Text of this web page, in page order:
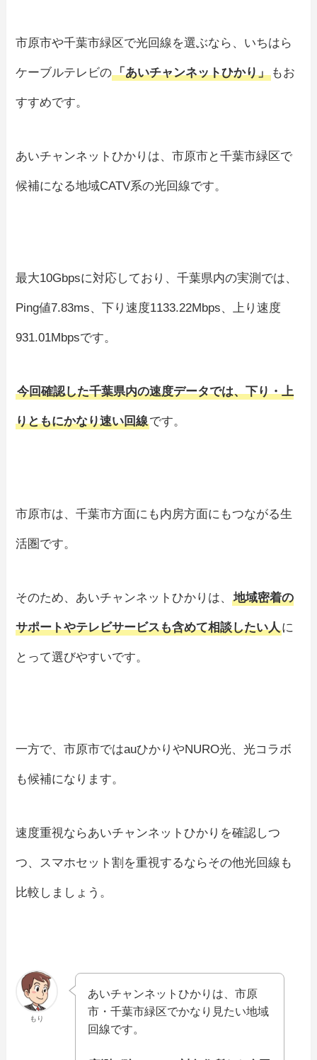
市原市や千葉市緑区で光回線を選ぶなら、いちはら
ケーブルテレビの「あいチャンネットひかり」 もお
すすめです。
あいチャンネットひかりは、市原市と千葉市緑区で
候補になる地域CATV系の光回線です。
最大10Gbpsに対応しており、千葉県内の実測では、
Ping値7.83ms、下り速度1133.22Mbps、上り速度
931.01Mbpsです。
今回確認した千葉県内の速度データでは、下り・上
りともにかなり速い回線です。
市原市は、千葉市方面にも内房方面にもつながる生
活圏です。
そのため、あいチャンネットひかりは、地域密着の
サポートやテレビサービスも含めて相談したい人に
とって選びやすいです。
一方で、市原市ではauひかりやNURO光、光コラボ
も候補になります。
速度重視ならあいチャンネットひかりを確認しつ
つ、スマホセット割を重視するならその他光回線も
比較しましょう。
もり
あいチャンネットひかりは、市原
市・千葉市緑区でかなり見たい地域
回線です。